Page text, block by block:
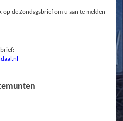
op de Zondagsbrief om u aan te melden